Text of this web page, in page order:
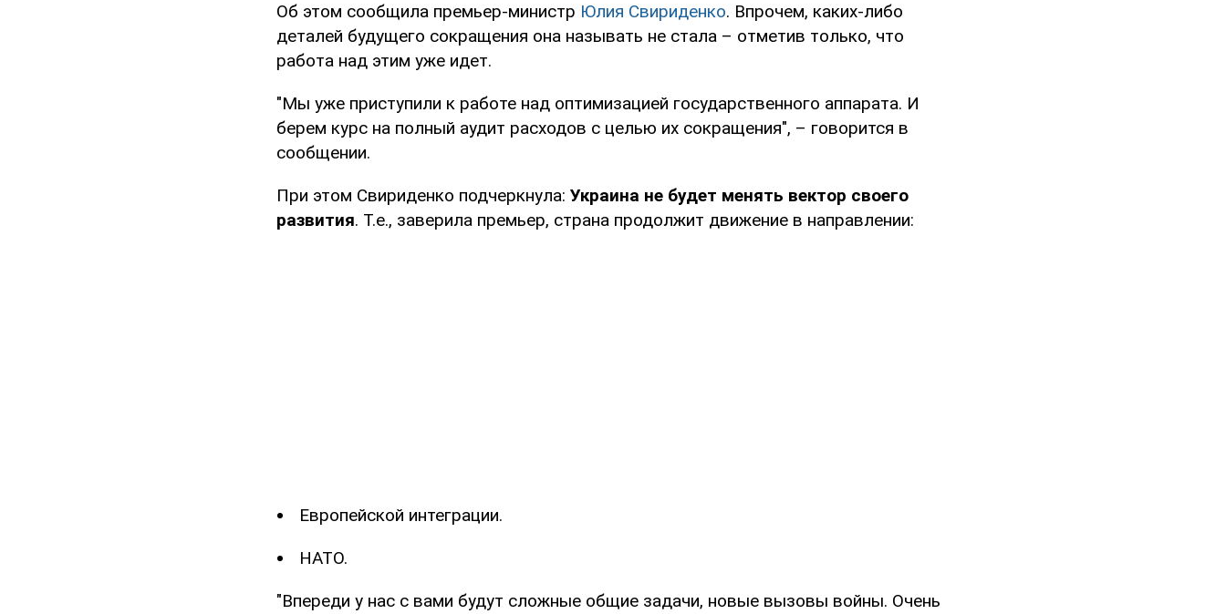
Об этом сообщила премьер-министр Юлия Свириденко. Впрочем, каких-либо
деталей будущего сокращения она называть не стала – отметив только, что
работа над этим уже идет.
"Мы уже приступили к работе над оптимизацией государственного аппарата. И
берем курс на полный аудит расходов с целью их сокращения", – говорится в
сообщении.
При этом Свириденко подчеркнула: Украина не будет менять вектор своего
развития. Т.е., заверила премьер, страна продолжит движение в направлении:
Европейской интеграции.
НАТО.
"Впереди у нас с вами будут сложные общие задачи, новые вызовы войны. Очень